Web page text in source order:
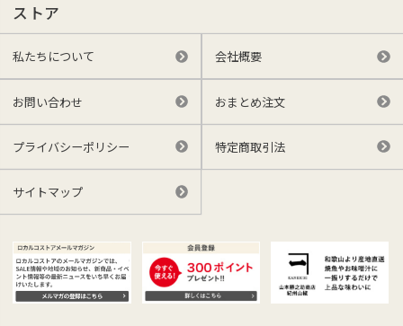
ストア
私たちについて 会社概要
お問い合わせ おまとめ注文
プライバシーポリシー 特定商取引法
サイトマップ